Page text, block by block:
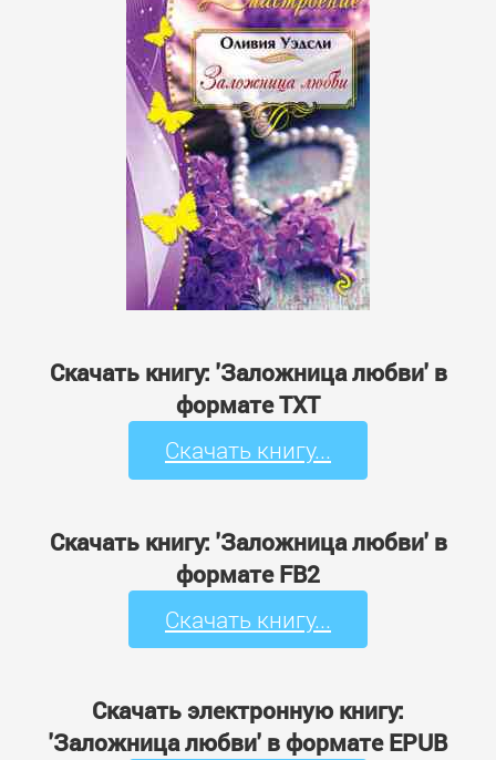
Скачать книгу: 'Заложница любви' в
формате TXT
Скачать книгу...
Скачать книгу: 'Заложница любви' в
формате FB2
Скачать книгу...
Скачать электронную книгу:
'Заложница любви' в формате EPUB